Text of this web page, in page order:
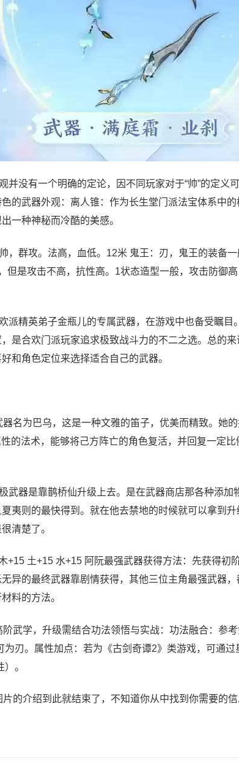
并没有一个明确的定论，因不同玩家对于“帅”的定义
的武器外观：离人锥：作为长生堂门派法宝体系中
一种神秘而冷酷的美感。
，群攻。法高，血低。12米 鬼王：刃，鬼王的装备
但是攻击不高，抗性高。1状态造型一般，攻击防御
派精英弟子金瓶儿的专属武器，在游戏中也备受瞩目
是合欢门派玩家追求极致战斗力的不二之选。总的
和角色定位来选择适合自己的武器。
名为巴乌，这是一种文雅的笛子，优美而精致。她
性的法术，能够将己方阵亡的角色复活，并回复一定
武器是靠鹊桥仙升级上去。是在武器商店那各种添加
夷则的最快得到。就在他去禁地的时候就可以拿到
清楚了。
+15 土+15 水+15 阿阮最强武器获得方法：先获得初
异的最终武器靠剧情获得，其他三位主角最强武器
料的方法。
武学，升级需结合功法领悟与实战：功法融合：参
为刃。属性加点：若为《古剑奇谭2》类游戏，可通
。
的介绍到此就结束了，不知道你从中找到你需要的